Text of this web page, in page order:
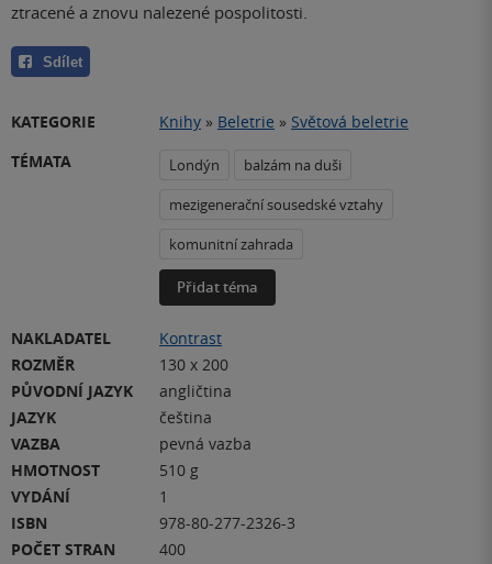
ztracené a znovu nalezené pospolitosti.
Sdílet
KATEGORIE Knihy » Beletrie » Světová beletrie
TÉMATA
Londýn
balzám na duši
mezigenerační sousedské vztahy
komunitní zahrada
Přidat téma
NAKLADATEL
Kontrast
ROZMĚR
130 x 200
PŮVODNÍ JAZYK
angličtina
JAZYK
čeština
VAZBA
pevná vazba
HMOTNOST
510 g
VYDÁNÍ
1
ISBN
978-80-277-2326-3
POČET STRAN
400